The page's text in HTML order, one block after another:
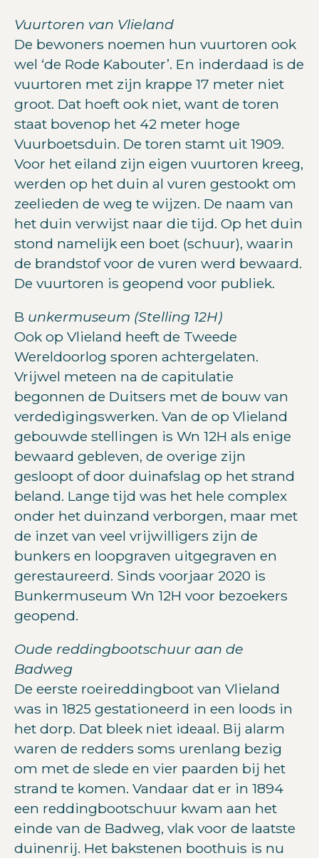
Vuurtoren van Vlieland
De bewoners noemen hun vuurtoren ook
wel ‘de Rode Kabouter’. En inderdaad is de
vuurtoren met zijn krappe 17 meter niet
groot. Dat hoeft ook niet, want de toren
staat bovenop het 42 meter hoge
Vuurboetsduin. De toren stamt uit 1909.
Voor het eiland zijn eigen vuurtoren kreeg,
werden op het duin al vuren gestookt om
zeelieden de weg te wijzen. De naam van
het duin verwijst naar die tijd. Op het duin
stond namelijk een boet (schuur), waarin
de brandstof voor de vuren werd bewaard.
De vuurtoren is geopend voor publiek.
B unkermuseum (Stelling 12H)
Ook op Vlieland heeft de Tweede
Wereldoorlog sporen achtergelaten.
Vrijwel meteen na de capitulatie
begonnen de Duitsers met de bouw van
verdedigingswerken. Van de op Vlieland
gebouwde stellingen is Wn 12H als enige
bewaard gebleven, de overige zijn
gesloopt of door duinafslag op het strand
beland. Lange tijd was het hele complex
onder het duinzand verborgen, maar met
de inzet van veel vrijwilligers zijn de
bunkers en loopgraven uitgegraven en
gerestaureerd. Sinds voorjaar 2020 is
Bunkermuseum Wn 12H voor bezoekers
geopend.
Oude reddingbootschuur aan de
Badweg
De eerste roeireddingboot van Vlieland
was in 1825 gestationeerd in een loods in
het dorp. Dat bleek niet ideaal. Bij alarm
waren de redders soms urenlang bezig
om met de slede en vier paarden bij het
strand te komen. Vandaar dat er in 1894
een reddingbootschuur kwam aan het
einde van de Badweg, vlak voor de laatste
duinenrij. Het bakstenen boothuis is nu